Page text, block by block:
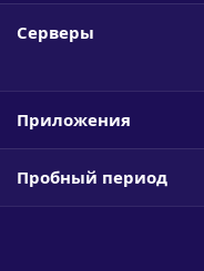
Серверы
Приложения
Пробный период